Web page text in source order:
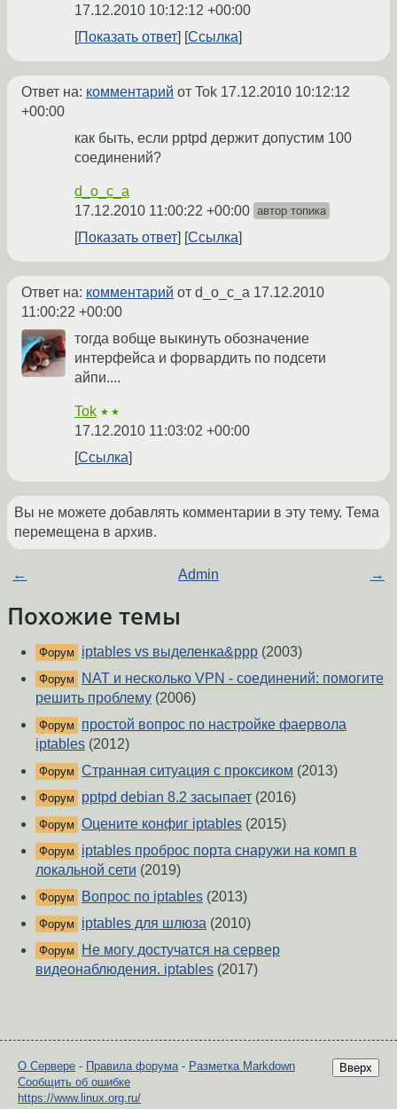
17.12.2010 10:12:12 +00:00
Показать ответ
Ссылка
Ответ на: комментарий от Tok 17.12.2010 10:12:12
+00:00
как быть, если pptpd держит допустим 100
соединений?
d_o_c_a
17.12.2010 11:00:22 +00:00 автор топика
Показать ответ Ссылка
Ответ на: комментарий от d_o_c_a 17.12.2010
11:00:22 +00:00
тогда вобще выкинуть обозначение
интерфейса и форвардить по подсети
айпи....
Tok ★★
17.12.2010 11:03:02 +00:00
Ссылка
Вы не можете добавлять комментарии в эту тему. Тема
перемещена в архив.
← Admin →
Похожие темы
Форум iptables vs выделенка&ppp (2003)
Форум
NAT и несколько VPN - соединений: помогите
решить проблему (2006)
Форум
простой вопрос по настройке фаервола
iptables (2012)
Форум Странная ситуация с проксиком (2013)
Форум pptpd debian 8.2 засыпает (2016)
Форум Оцените конфиг iptables (2015)
Форум
iptables проброс порта снаружи на комп в
локальной сети (2019)
Форум Вопрос по iptables (2013)
Форум iptables для шлюза (2010)
Форум
Не могу достучатся на сервер
видеонаблюдения. iptables (2017)
Вверх
О Сервере - Правила форума- Разметка Markdown
Сообщить об ошибке
https://www.linux.org.ru/